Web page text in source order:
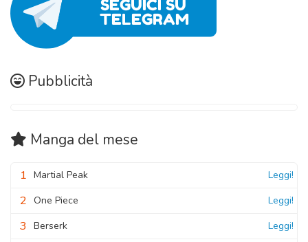
Capitolo 11
Capitolo 10
Capitolo 02
10 Novembre 2020
Pubblicità
Manga del mese
1 Martial Peak Leggi!
2 One Piece Leggi!
3 Berserk Leggi!